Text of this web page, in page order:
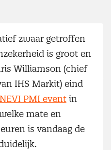
zwaar getroffen
is groot en
Williamson (chief
IHS Markit) eind
NEVI PMI event in
mate en
is vandaag de